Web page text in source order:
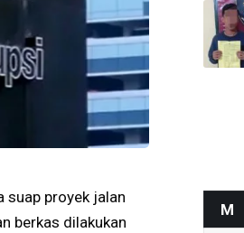
suap proyek jalan
berkas dilakukan
M